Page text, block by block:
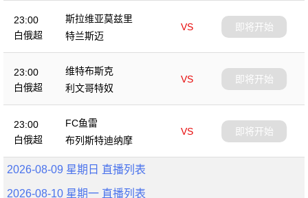
23:00
白俄超
斯拉维亚莫兹里
VS
特兰斯迈
即将开始
23:00
白俄超
维特布斯克
VS
利文哥特奴
即将开始
23:00
白俄超
FC鱼雷
VS
布列斯特迪纳摩
即将开始
2026-08-09 星期日 直播列表
2026-08-10 星期一 直播列表